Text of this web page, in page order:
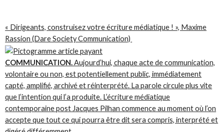
« Dirigeants, construisez votre écriture médiatique ! », Maxime
Rassion (Dare Society Communication)
COMMUNICATION.Aujourd’hui, chaque acte de communication,
volontaire ou non, est potentiellement public, immédiatement
capté, amplifié, archivé et réinterprété. La parole circule plus vite
que l’intention qui l’a produite. L’écriture médiatique
contemporaine post Jacques Pilhan commence au moment où l’on
accepte que tout ce qui pourra être dit sera compris, interprété et